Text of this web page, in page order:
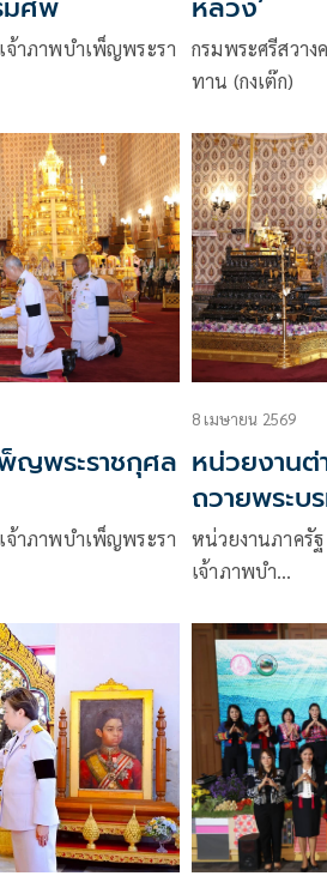
จ้าภาพบำเพ็ญพระรา
กรมพระศรีสวา
ทาน (กงเต๊ก)
ญพระราชกุศล
จ้าภาพบำเพ็ญพระรา
8 เมษายน 2569
หน่วยงาน
ถวายพระ
หน่วยงานภาครั
เจ้าภาพบำ…